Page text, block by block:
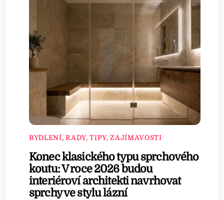
BYDLENÍ,RADY, TIPY, ZAJÍMAVOSTI
Konec klasického typu sprchového
koutu: V roce 2026 budou
interiéroví architekti navrhovat
sprchy ve stylu lázní